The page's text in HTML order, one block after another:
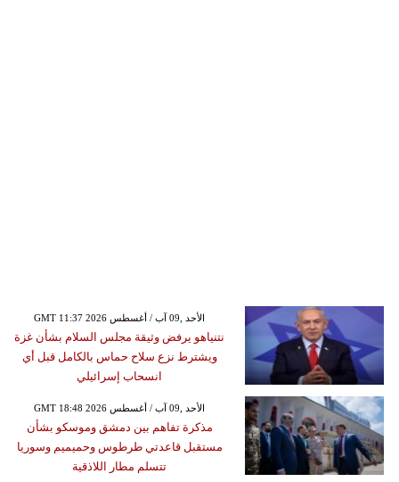
GMT 11:37 2026 الأحد ,09 آب / أغسطس
نتنياهو يرفض وثيقة مجلس السلام بشأن غزة
ويشترط نزع سلاح حماس بالكامل قبل أي
انسحاب إسرائيلي
GMT 18:48 2026 الأحد ,09 آب / أغسطس
مذكرة تفاهم بين دمشق وموسكو بشأن
مستقبل قاعدتي طرطوس وحميميم وسوريا
تتسلم مطار اللاذقية